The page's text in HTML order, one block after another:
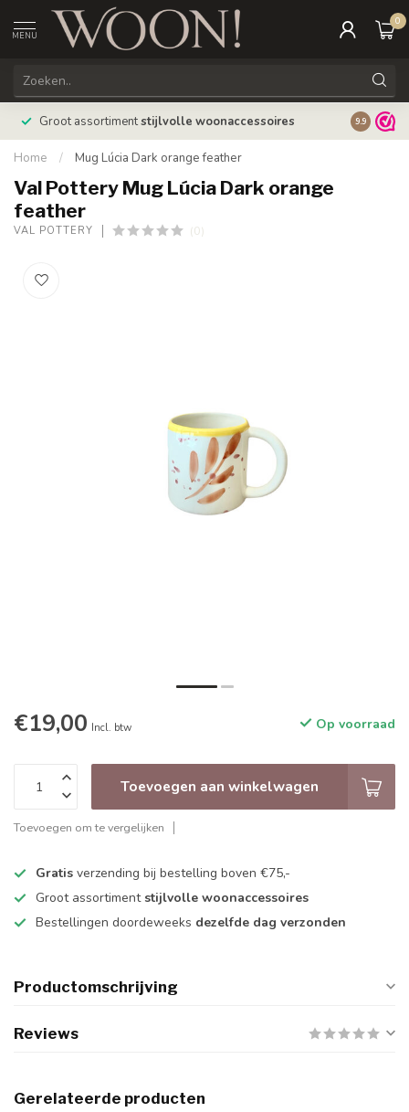
MENU
0
Groot assortimentstijlvolle woonaccessoires 9.9
Home / Mug Lúcia Dark orange feather
Val Pottery Mug Lúcia Dark orange
feather
VAL POTTERY (0)
€19,00 Incl. btw Op voorraad
Toevoegen aan winkelwagen
Toevoegen om te vergelijken
Gratis verzending bij bestelling boven €75,-
Groot assortiment stijlvolle woonaccessoires
Bestellingen doordeweeks dezelfde dag verzonden
Productomschrijving
Reviews
Gerelateerde producten